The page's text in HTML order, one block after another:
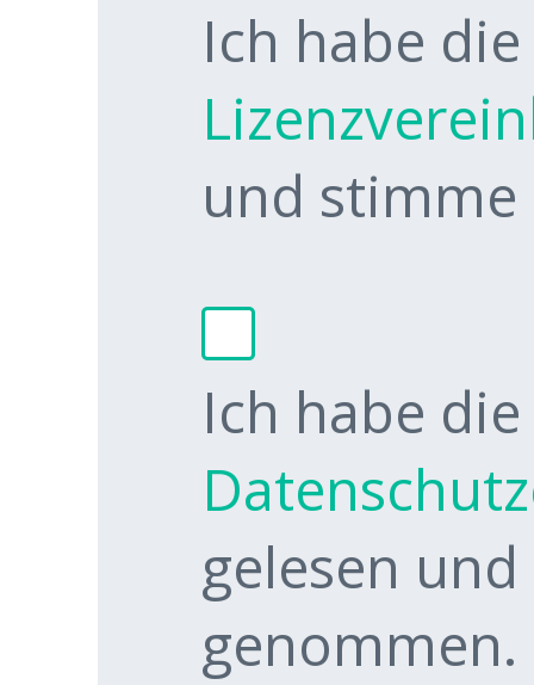
Ich habe die
und stimme
Ich habe die
gelesen
genommen.